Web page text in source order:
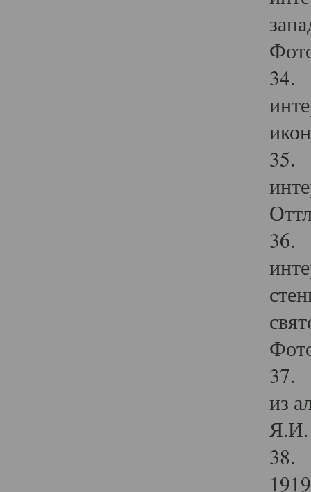
34.
35.
36.
37.
из
Я.И.
38.